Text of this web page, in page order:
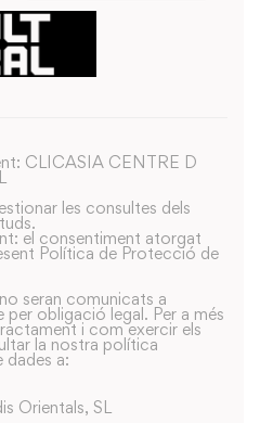
CLICASIA CENTRE D
les consultes dels
el consentiment atorgat
Política de Protecció de
seran comunicats a
obligació legal. Per a més
i com exercir els
la nostra política
a:
Orientals, SL